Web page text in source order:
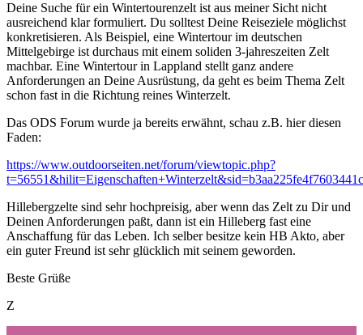
Deine Suche für ein Wintertourenzelt ist aus meiner Sicht nicht
ausreichend klar formuliert. Du solltest Deine Reiseziele möglichst
konkretisieren. Als Beispiel, eine Wintertour im deutschen
Mittelgebirge ist durchaus mit einem soliden 3-jahreszeiten Zelt
machbar. Eine Wintertour in Lappland stellt ganz andere
Anforderungen an Deine Ausrüstung, da geht es beim Thema Zelt
schon fast in die Richtung reines Winterzelt.
Das ODS Forum wurde ja bereits erwähnt, schau z.B. hier diesen
Faden:
https://www.outdoorseiten.net/forum/viewtopic.php?
Hillebergzelte sind sehr hochpreisig, aber wenn das Zelt zu Dir und
Deinen Anforderungen paßt, dann ist ein Hilleberg fast eine
Anschaffung für das Leben. Ich selber besitze kein HB Akto, aber
ein guter Freund ist sehr glücklich mit seinem geworden.
Beste Grüße
Z